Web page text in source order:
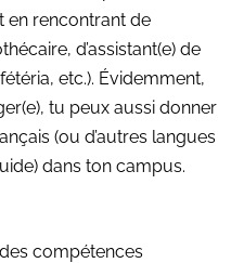
en rencontrant de
d’assistant(e) de
etc.). Évidemment,
tu peux aussi donner
(ou d’autres langues
dans ton campus.
compétences